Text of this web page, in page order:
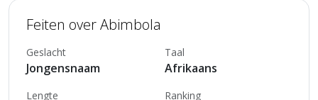
Feiten over Abimbola
Geslacht
Jongensnaam
Taal
Afrikaans
Lengte Ranking